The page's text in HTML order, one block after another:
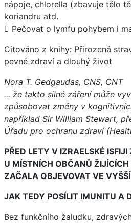
nápoje, chlorella (zbavuje tělo
koriandru atd.
 Pečovat o lymfu pohybem i
Citováno z knihy: Přirozená
pevné zdraví a dlouhý život
Nora T. Gedgaudas, CNS, CNT
... že takto silné záření může
způsobovat změny v
například Sir William Stewart,
Úřadu pro ochranu zdraví
PŘED LETY V IZRAELSKÉ
U MÍSTNÍCH OBČANŮ
ZAČALA OBJEVOVAT VE
JAK TEDY POSÍLIT IMUNITU A
Bez funkčního žaludku,